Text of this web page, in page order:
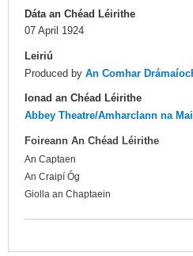
Dáta an Chéad Léirithe
07 April 1924
Leiriú
Produced by An Comhar
Ionad an Chéad Léirithe
Abbey Theatre/Amharclann na
Foireann An Chéad Léirithe
An Captaen
An Craipí Óg
Giolla an Chaptaein